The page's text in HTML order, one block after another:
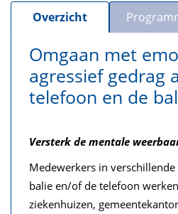
Overzicht
Omgaan met
agressief gedrag
telefoon en de
Versterk de mentale
Medewerkers in verschillende
balie en/of de telefoon
ziekenhuizen,